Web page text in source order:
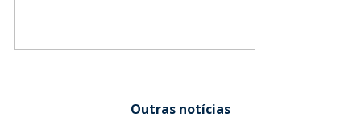
Outras notícias